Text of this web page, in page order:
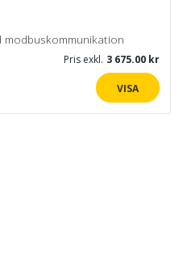
modbuskommunikation
Pris exkl. 3 675.00
VISA